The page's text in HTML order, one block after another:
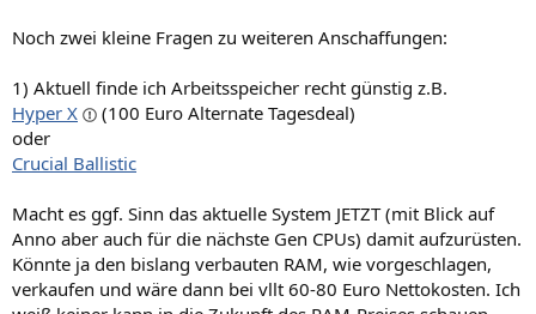
Noch zwei kleine Fragen zu weiteren Anschaffungen:
1) Aktuell finde ich Arbeitsspeicher recht günstig z.B.
Hyper X
(100 Euro Alternate Tagesdeal)
oder
Crucial Ballistic
Macht es ggf. Sinn das aktuelle System JETZT (mit Blick auf
Anno aber auch für die nächste Gen CPUs) damit aufzurüsten.
Könnte ja den bislang verbauten RAM, wie vorgeschlagen,
verkaufen und wäre dann bei vllt 60-80 Euro Nettokosten. Ich